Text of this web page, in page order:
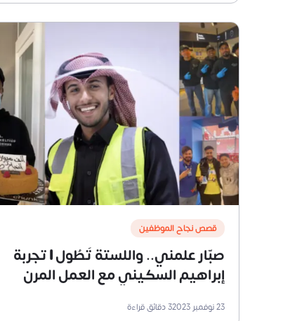
قصص نجاح الموظفين
صبّار علمني.. واللستة تَطُول | تجربة
إبراهيم السكيني مع العمل المرن
23 نوفمبر 2023 3دقائق قراءة